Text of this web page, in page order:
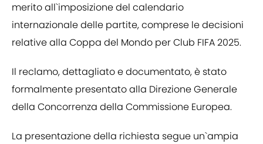
merito all`imposizione del calendario
internazionale delle partite, comprese le decisioni
relative alla Coppa del Mondo per Club FIFA 2025.
Il reclamo, dettagliato e documentato, è stato
formalmente presentato alla Direzione Generale
della Concorrenza della Commissione Europea.
La presentazione della richiesta segue un`ampia